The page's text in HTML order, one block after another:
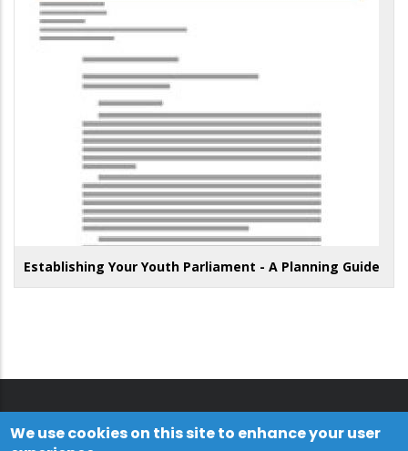
Establishing Your Youth Parliament - A Planning Guide
We use cookies on this site to enhance your user